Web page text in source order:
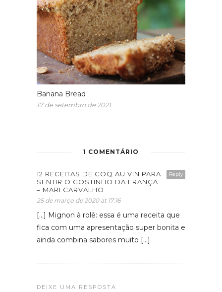
Banana Bread
17 de setembro de 2021
1 COMENTÁRIO
Reply
12 RECEITAS DE COQ AU VIN PARA
SENTIR O GOSTINHO DA FRANÇA
– MARI CARVALHO
25 de março de 2020 at 17:16
[…] Mignon à rolê: essa é uma receita que
fica com uma apresentação super bonita e
ainda combina sabores muito […]
DEIXE UMA RESPOSTA